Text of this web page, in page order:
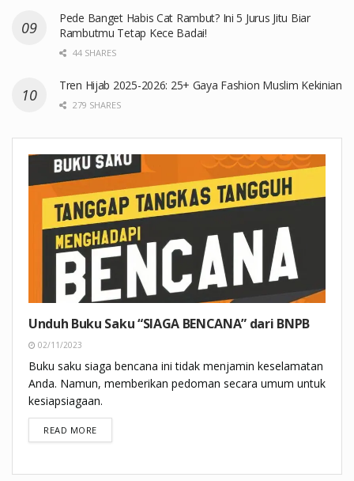
Pede Banget Habis Cat Rambut? Ini 5 Jurus Jitu Biar
Rambutmu Tetap Kece Badai!
44 SHARES
Tren Hijab 2025-2026: 25+ Gaya Fashion Muslim Kekinian
279 SHARES
Unduh Buku Saku “SIAGA BENCANA” dari BNPB
02/11/2023
Buku saku siaga bencana ini tidak menjamin keselamatan
Anda. Namun, memberikan pedoman secara umum untuk
kesiapsiagaan.
READ MOREDETAILS